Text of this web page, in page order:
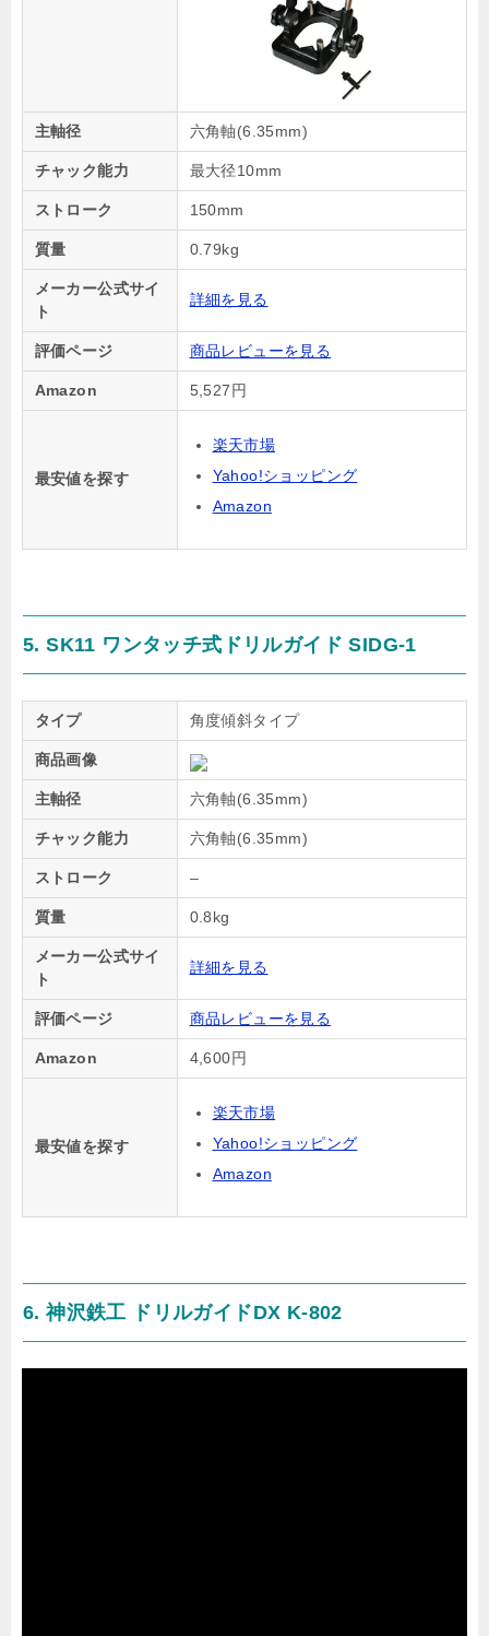
主軸径 六角軸(6.35mm)
チャック能力 最大径10mm
ストローク 150mm
質量 0.79kg
メーカー公式サイ
ト
詳細を見る
評価ページ 商品レビューを見る
Amazon 5,527円
最安値を探す
楽天市場
Yahoo!ショッピング
Amazon
5. SK11 ワンタッチ式ドリルガイド SIDG-1
タイプ 角度傾斜タイプ
商品画像
主軸径 六角軸(6.35mm)
チャック能力 六角軸(6.35mm)
ストローク –
質量 0.8kg
メーカー公式サイ
ト
詳細を見る
評価ページ 商品レビューを見る
Amazon 4,600円
最安値を探す
楽天市場
Yahoo!ショッピング
Amazon
6. 神沢鉄工 ドリルガイドDX K-802